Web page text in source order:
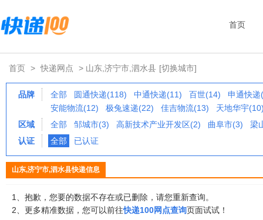
首页
首页 > 快递网点 > 山东,济宁市,泗水县 [切换城市]
品牌 全部 圆通快递(118) 中通快递(11) 百世(14)
申通快递
安能物流(12)
极兔速递(22) 佳吉物流(13)
天地华宇
区域
全部 邹城市(3) 高新技术产业开发区(2) 曲阜市(3)
梁
认证
全部 已认证
山东,济宁市,泗水县快递信息
1、抱歉，您要的数据不存在或已删除，请您重新查询。
2、更多精准数据，您可以前往快递100网点查询页面试试！